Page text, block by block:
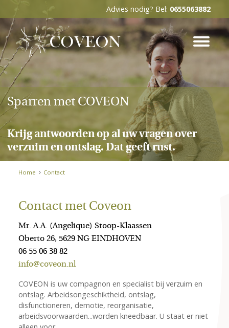
Advies nodig? Bel: 0655063882
Sparren met COVEON
Krijg antwoorden op al uw vragen over
verzuim en ontslag. Dat geeft rust.
Home Contact
Contact met Coveon
Mr. A.A. (Angelique) Stoop-Klaassen
Oberto 26, 5629 NG EINDHOVEN
06 55 06 38 82
info@coveon.nl
COVEON is uw compagnon en specialist bij verzuim en
ontslag. Arbeidsongeschiktheid, ontslag,
disfunctioneren, demotie, reorganisatie,
arbeidsvoorwaarden...worden kneedbaar. U staat er niet